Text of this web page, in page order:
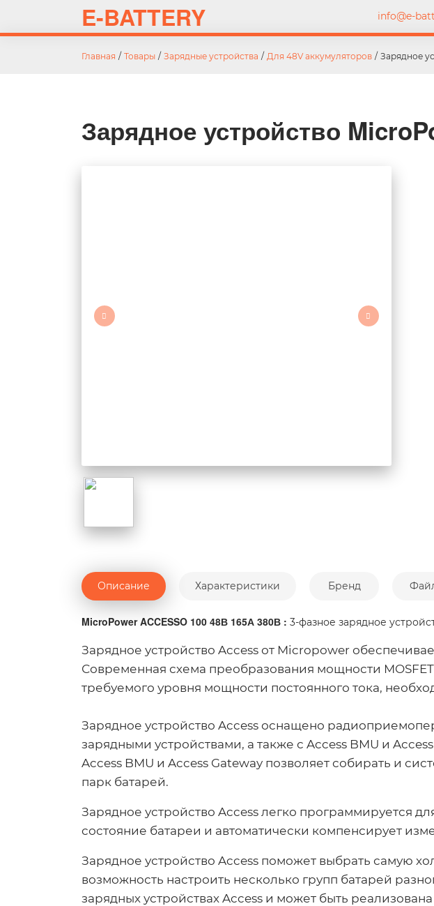
E-BATTERY info@e-
Главная / Товары / Зарядные устройства / Для 48V аккумуляторов / Зарядное
Зарядное устройство
Описание Характеристики Бренд
MicroPower ACCESSO 100 48В 165А 380В : 3-фазное зарядное
Зарядное устройство Access от Micropower
Современная схема преобразования мощности
требуемого уровня мощности постоянного тока,
Зарядное устройство Access оснащено
зарядными устройствами, а также с Access BMU и
Access BMU и Access Gateway позволяет собирать и
парк батарей.
Зарядное устройство Access легко программируется
состояние батареи и автоматически компенсирует
Зарядное устройство Access поможет выбрать самую
возможность настроить несколько групп батарей
зарядных устройствах Access и может быть